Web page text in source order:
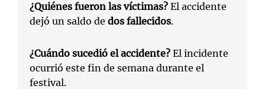
¿Quiénes fueron las víctimas? El accidente
dejó un saldo de dos fallecidos.
¿Cuándo sucedió el accidente? El incidente
ocurrió este fin de semana durante el
festival.